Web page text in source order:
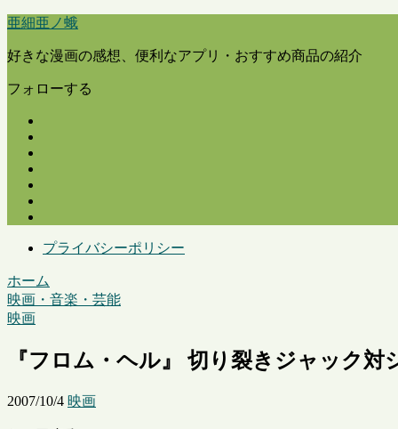
亜細亜ノ蛾
好きな漫画の感想、便利なアプリ・おすすめ商品の紹介
フォローする
プライバシーポリシー
ホーム
映画・音楽・芸能
映画
『フロム・ヘル』 切り裂きジャック対
2007/10/4 映画